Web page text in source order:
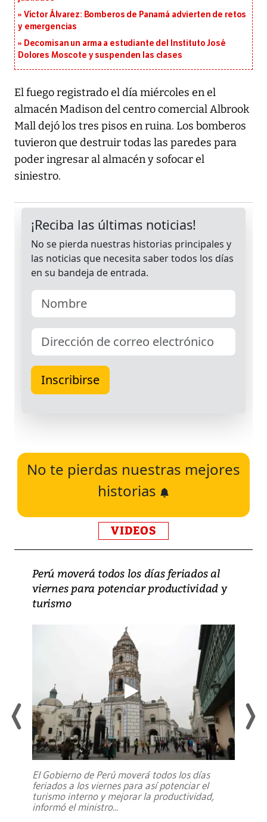
Víctor Álvarez: Bomberos de Panamá advierten de retos
y emergencias
Decomisan un arma a estudiante del Instituto José
Dolores Moscote y suspenden las clases
El fuego registrado el día miércoles en el
almacén Madison del centro comercial Albrook
Mall dejó los tres pisos en ruina. Los bomberos
tuvieron que destruir todas las paredes para
poder ingresar al almacén y sofocar el
siniestro.
No te pierdas nuestras mejores
historias
VIDEOS
Perú moverá todos los días feriados al
viernes para potenciar productividad y
turismo
El Gobierno de Perú moverá todos los días
feriados a los viernes para así potenciar el
turismo interno y mejorar la productividad,
informó el ministro...